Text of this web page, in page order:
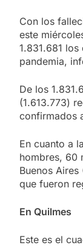
Con los
este
1.831.681
pandemia,
De los
(1.613.773)
confirmados
En cuanto a
hombres, 60
Buenos Aires
que fueron
En Quilmes
Este es el